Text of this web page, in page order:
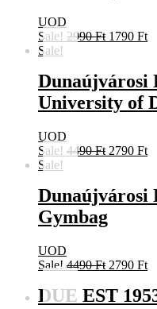
UOD
Sale! 2990Ft Original
2990 Ft.
1790 Ft
Sale!
Dunaújvárosi
University of
UOD
Sale! 4490Ft Original
4490 Ft.
2790 Ft
Sale!
Dunaújvárosi
Gymbag
UOD
Sale! 4490Ft Original
was:
2790 Ft
is:
DUE EST